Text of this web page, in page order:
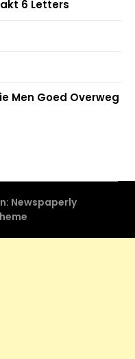
6 Letters
Men Goed Overweg
Newspaperly